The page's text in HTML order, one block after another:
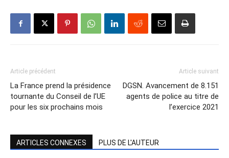
Article précédent
La France prend la présidence
tournante du Conseil de l’UE
pour les six prochains mois
Article suivant
DGSN. Avancement de 8.151
agents de police au titre de
l’exercice 2021
ARTICLES CONNEXES PLUS DE L'AUTEUR